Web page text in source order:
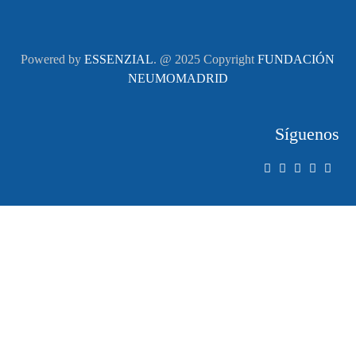
Powered byESSENZIAL. @ 2025 CopyrightFUNDACIÓN
NEUMOMADRID
Síguenos